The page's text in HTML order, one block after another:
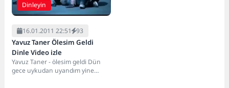
Dinleyin
16.01.2011 22:51 93
Yavuz Taner Ölesim Geldi
Dinle Video izle
Yavuz Taner - ölesim geldi Dün
gece uykudan uyandım yine